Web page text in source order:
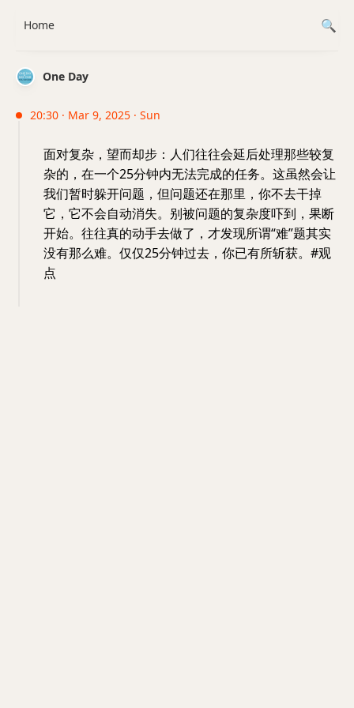
One Day
20:30 · Mar 9, 2025 · Sun
面对复杂，望而却步：人们往往会延后处理那些较复
杂的，在一个25分钟内无法完成的任务。这虽然会让
我们暂时躲开问题，但问题还在那里，你不去干掉
它，它不会自动消失。别被问题的复杂度吓到，果断
开始。往往真的动手去做了，才发现所谓“难”题其实
没有那么难。仅仅25分钟过去，你已有所斩获。#观
点
Home